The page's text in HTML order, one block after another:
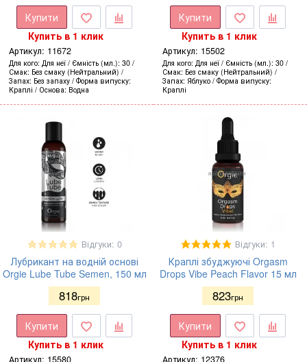
Купити
Купить в 1 клик
Артикул: 11672
Для кого Для неї Ємність (мл.) 30
Смак Без смаку (Нейтральний)
Запах Без запаху Форма випуску
Краплі
Основа Водна
Купити
Купить в 1 клик
Артикул: 15502
Для кого Для неї Ємність (мл.) 30
Смак Без смаку (Нейтральний)
Запах Яблуко Форма випуску
Краплі
Відгуки: 0
Лубрикант на водній основі
Orgie Lube Tube Semen, 150 мл
818грн
Купити
Купить в 1 клик
Артикул: 15580
Відгуки: 1
Краплі збуджуючі Orgasm
Drops Vibe Peach Flavor 15 мл
823грн
Купити
Купить в 1 клик
Артикул: 12376